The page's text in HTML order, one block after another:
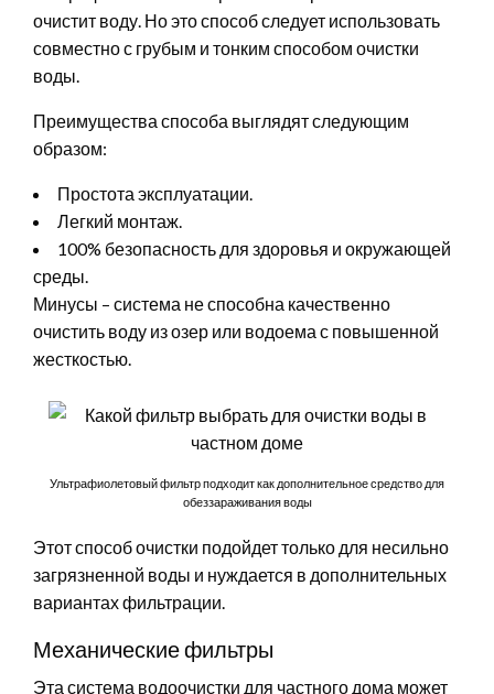
очистит воду. Но это способ следует использовать
совместно с грубым и тонким способом очистки
воды.
Преимущества способа выглядят следующим
образом:
Простота эксплуатации.
Легкий монтаж.
100% безопасность для здоровья и окружающей
среды.
Минусы – система не способна качественно
очистить воду из озер или водоема с повышенной
жесткостью.
Ультрафиолетовый фильтр подходит как дополнительное средство для
обеззараживания воды
Этот способ очистки подойдет только для несильно
загрязненной воды и нуждается в дополнительных
вариантах фильтрации.
Механические фильтры
Эта система водоочистки для частного дома может